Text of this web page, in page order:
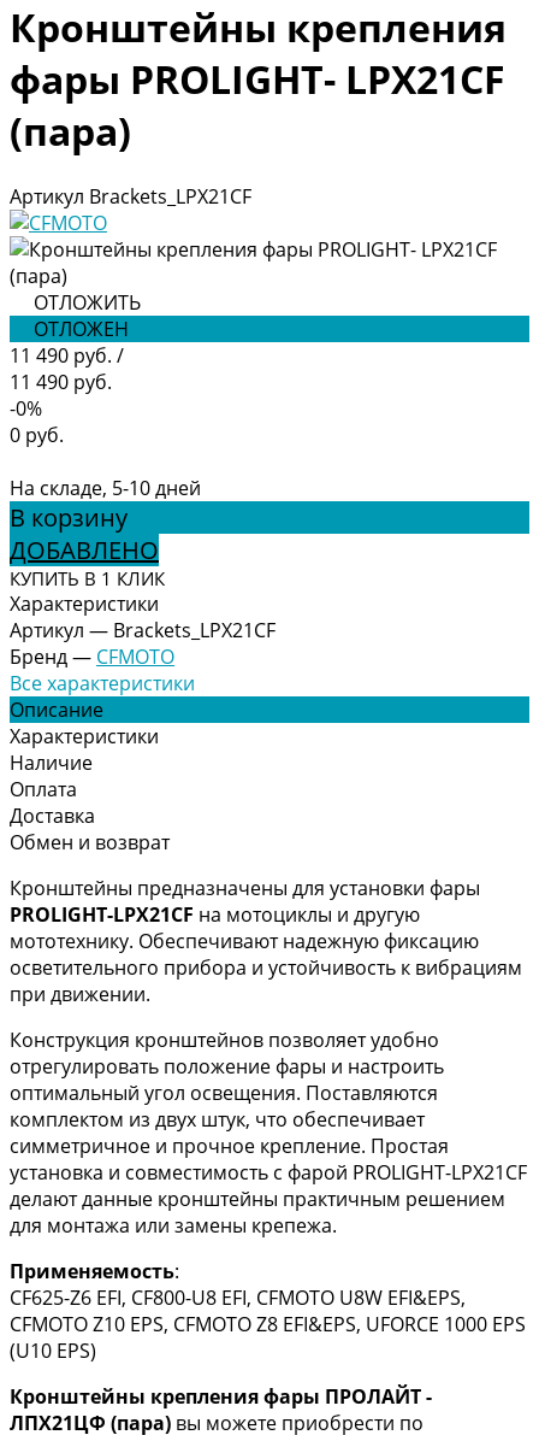
Кронштейны крепления
фары PROLIGHT- LPX21CF
(пара)
Артикул Brackets_LPX21CF
ОТЛОЖИТЬ
ОТЛОЖЕН
11 490 руб. /
11 490 руб.
-0%
0 руб.
На складе, 5-10 дней
В корзину
ДОБАВЛЕНО
КУПИТЬ В 1 КЛИК
Характеристики
Артикул — Brackets_LPX21CF
Бренд— CFMOTO
Все характеристики
Описание
Характеристики
Наличие
Оплата
Доставка
Обмен и возврат
Кронштейны предназначены для установки фары
PROLIGHT-LPX21CF на мотоциклы и другую
мототехнику. Обеспечивают надежную фиксацию
осветительного прибора и устойчивость к вибрациям
при движении.
Конструкция кронштейнов позволяет удобно
отрегулировать положение фары и настроить
оптимальный угол освещения. Поставляются
комплектом из двух штук, что обеспечивает
симметричное и прочное крепление. Простая
установка и совместимость с фарой PROLIGHT-LPX21CF
делают данные кронштейны практичным решением
для монтажа или замены крепежа.
Применяемость:
CF625-Z6 EFI, CF800-U8 EFI, CFMOTO U8W EFI&EPS,
CFMOTO Z10 EPS, CFMOTO Z8 EFI&EPS, UFORCE 1000 EPS
(U10 EPS)
Кронштейны крепления фары ПРОЛАЙТ -
ЛПХ21ЦФ (пара) вы можете приобрести по